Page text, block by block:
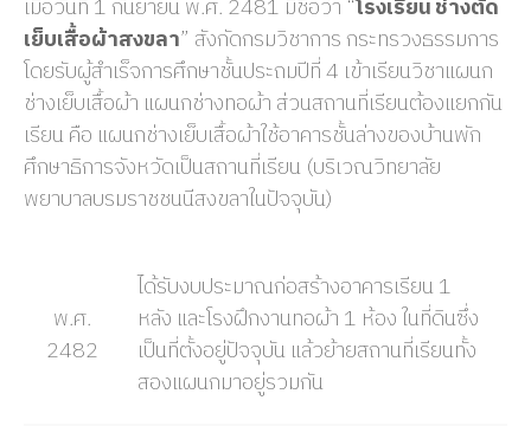
เมื่อวันที่ 1 กันยายน พ.ศ. 2481 มีชื่อว่า “โรงเรียน ช่างตัด
เย็บเสื้อผ้าสงขลา” สังกัดกรมวิชาการ กระทรวงธรรมการ
โดยรับผู้สำเร็จการศึกษาชั้นประถมปีที่ 4 เข้าเรียนวิชาแผนก
ช่างเย็บเสื้อผ้า แผนกช่างทอผ้า ส่วนสถานที่เรียนต้องแยกกัน
เรียน คือ แผนกช่างเย็บเสื้อผ้าใช้อาคารชั้นล่างของบ้านพัก
ศึกษาธิการจังหวัดเป็นสถานที่เรียน (บริเวณวิทยาลัย
พยาบาลบรมราชชนนีสงขลาในปัจจุบัน)
พ.ศ.
2482
ได้รับงบประมาณก่อสร้างอาคารเรียน 1
หลัง และโรงฝึกงานทอผ้า 1 ห้อง ในที่ดินซึ่ง
เป็นที่ตั้งอยู่ปัจจุบัน แล้วย้ายสถานที่เรียนทั้ง
สองแผนกมาอยู่รวมกัน